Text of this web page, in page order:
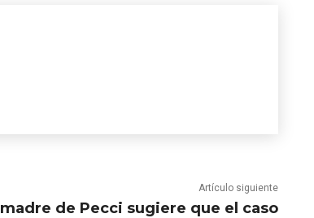
Artículo siguiente
de Pecci sugiere que el caso